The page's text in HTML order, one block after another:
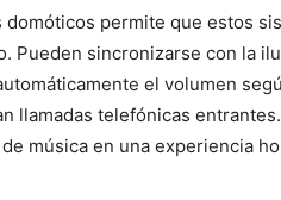
domóticos permite que estos
Pueden sincronizarse con la
el volumen
llamadas telefónicas
música en una experiencia